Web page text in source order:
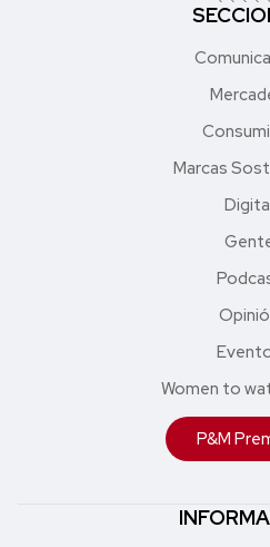
Marcas
Women to
P&M